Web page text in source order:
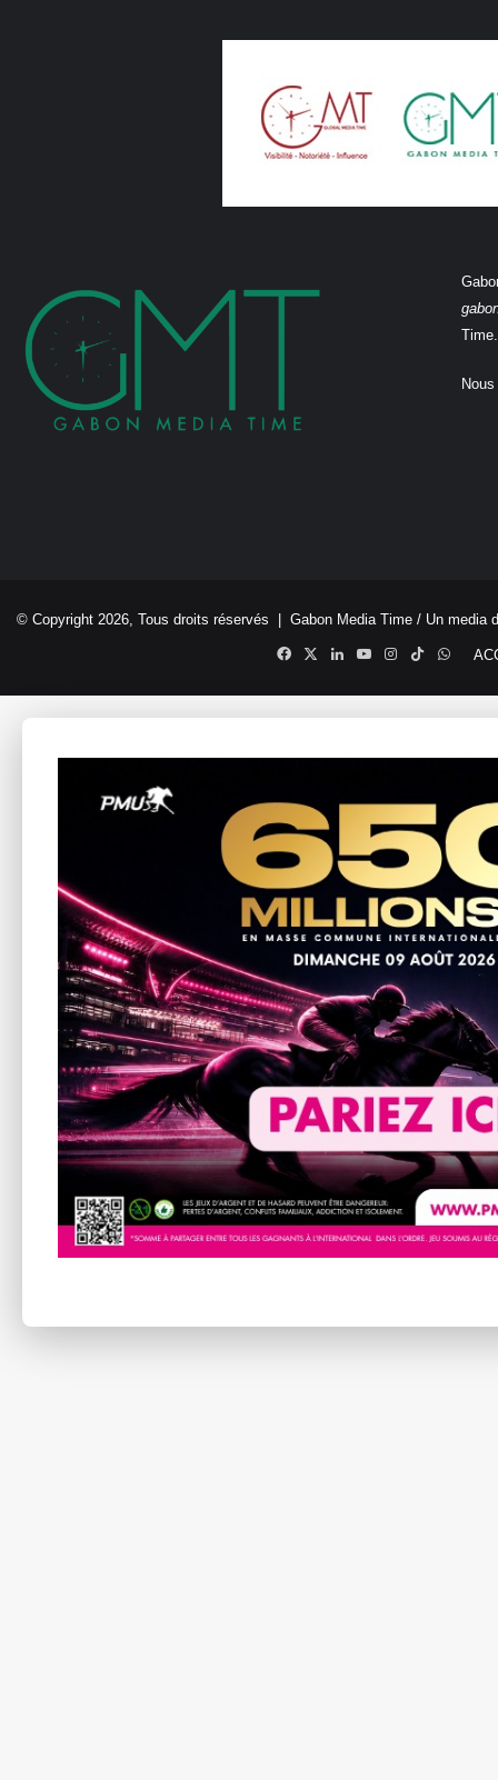
Time.
© Copyright 2026, Tous droits réservés | Gabon Media Time / Un media
Facebook
X LinkedinYouTubeInstagram
TikTok